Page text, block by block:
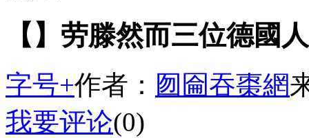
【】劳滕然而三位德國
字号+作者： 囫圇吞棗網
我要评论(0)